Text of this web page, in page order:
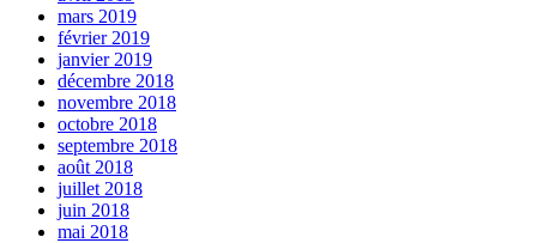
mars 2019
février 2019
janvier 2019
décembre 2018
novembre 2018
octobre 2018
septembre 2018
août 2018
juillet 2018
juin 2018
mai 2018